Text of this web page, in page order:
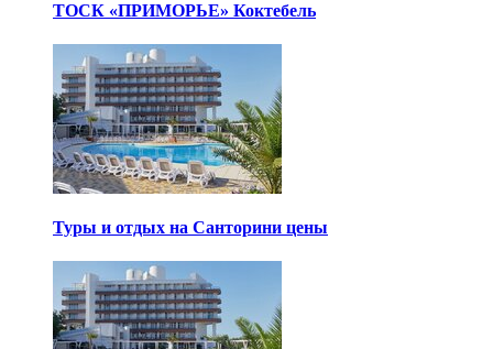
ТОСК «ПРИМОРЬЕ» Коктебель
Туры и отдых на Санторини цены